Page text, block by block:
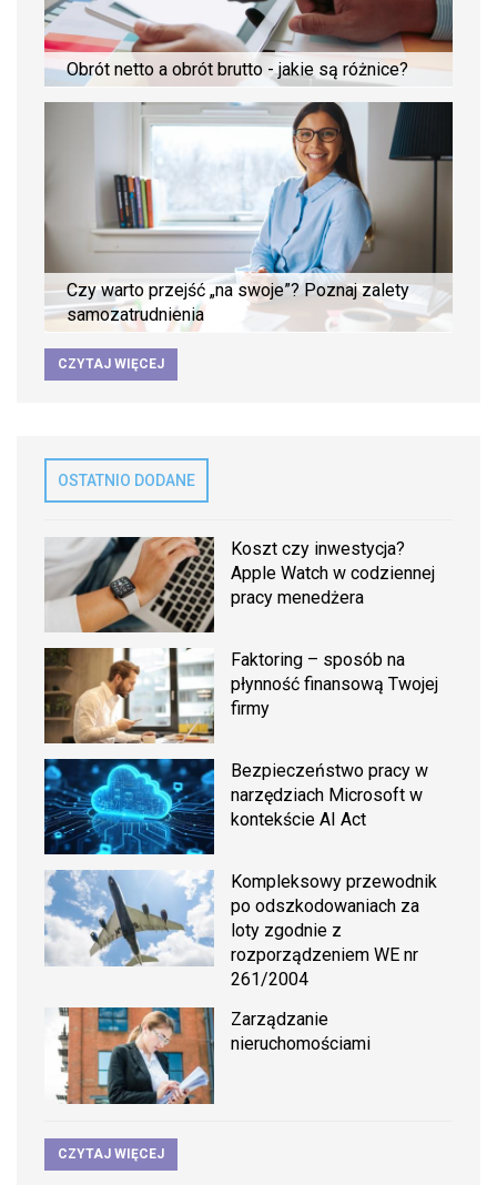
Obrót netto a obrót brutto - jakie są różnice?
Czy warto przejść „na swoje”? Poznaj zalety
samozatrudnienia
CZYTAJ WIĘCEJ
OSTATNIO DODANE
Koszt czy inwestycja?
Apple Watch w codziennej
pracy menedżera
Faktoring – sposób na
płynność finansową Twojej
firmy
Bezpieczeństwo pracy w
narzędziach Microsoft w
kontekście AI Act
Kompleksowy przewodnik
po odszkodowaniach za
loty zgodnie z
rozporządzeniem WE nr
261/2004
Zarządzanie
nieruchomościami
CZYTAJ WIĘCEJ